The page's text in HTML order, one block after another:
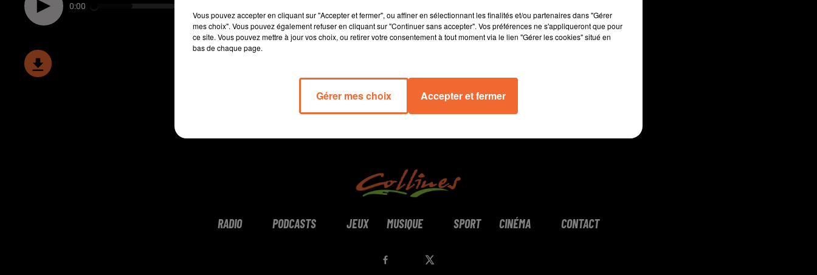
0:00
RADIO PODCASTS JEUX MUSIQUE SPORT CINÉMA CONTACT
Vous pouvez accepter en cliquant sur "Accepter et fermer", ou affiner en sélectionnant les finalités et/ou partenaires dans "Gérer
mes choix". Vous pouvez également refuser en cliquant sur "Continuer sans accepter". Vos préférences ne s'appliqueront que pour
ce site. Vous pouvez mettre à jour vos choix, ou retirer votre consentement à tout moment via le lien "Gérer les cookies" situé en
bas de chaque page.
Gérer mes choix Accepter et fermer